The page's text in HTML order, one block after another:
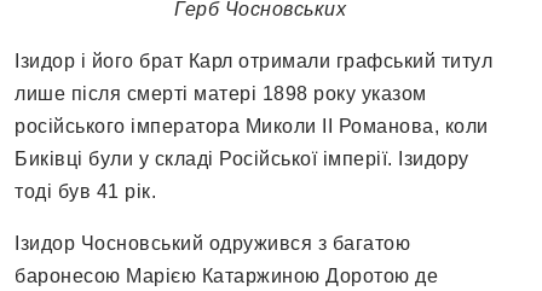
Герб Чосновських
Ізидор і його брат Карл отримали графський титул
лише після смерті матері 1898 року указом
російського імператора Миколи ІІ Романова, коли
Биківці були у складі Російської імперії. Ізидору
тоді був 41 рік.
Ізидор Чосновський одружився з багатою
баронесою Марією Катаржиною Доротою де